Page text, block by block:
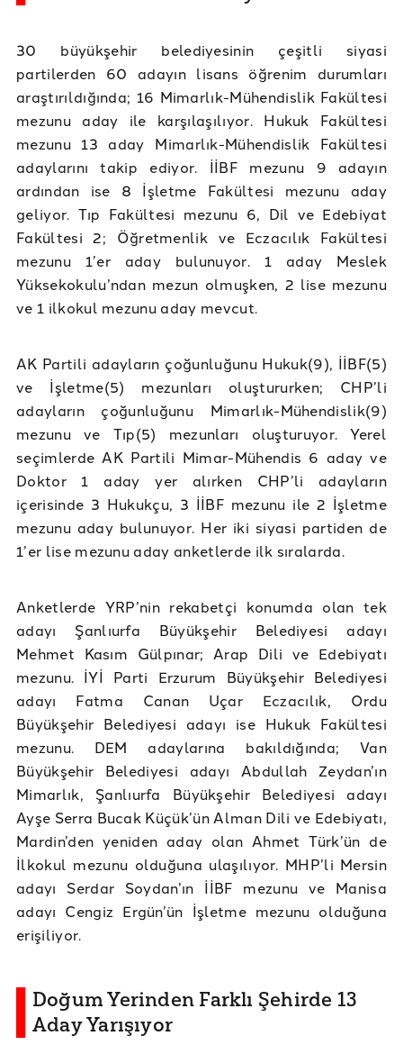
30 büyükşehir belediyesinin çeşitli siyasi
partilerden 60 adayın lisans öğrenim durumları
araştırıldığında; 16 Mimarlık-Mühendislik Fakültesi
mezunu aday ile karşılaşılıyor. Hukuk Fakültesi
mezunu 13 aday Mimarlık-Mühendislik Fakültesi
adaylarını takip ediyor. İİBF mezunu 9 adayın
ardından ise 8 İşletme Fakültesi mezunu aday
geliyor. Tıp Fakültesi mezunu 6, Dil ve Edebiyat
Fakültesi 2; Öğretmenlik ve Eczacılık Fakültesi
mezunu 1’er aday bulunuyor. 1 aday Meslek
Yüksekokulu’ndan mezun olmuşken, 2 lise mezunu
ve 1 ilkokul mezunu aday mevcut.
AK Partili adayların çoğunluğunu Hukuk(9), İİBF(5)
ve İşletme(5) mezunları oluştururken; CHP’li
adayların çoğunluğunu Mimarlık-Mühendislik(9)
mezunu ve Tıp(5) mezunları oluşturuyor. Yerel
seçimlerde AK Partili Mimar-Mühendis 6 aday ve
Doktor 1 aday yer alırken CHP’li adayların
içerisinde 3 Hukukçu, 3 İİBF mezunu ile 2 İşletme
mezunu aday bulunuyor. Her iki siyasi partiden de
1’er lise mezunu aday anketlerde ilk sıralarda.
Anketlerde YRP’nin rekabetçi konumda olan tek
adayı Şanlıurfa Büyükşehir Belediyesi adayı
Mehmet Kasım Gülpınar; Arap Dili ve Edebiyatı
mezunu. İYİ Parti Erzurum Büyükşehir Belediyesi
adayı Fatma Canan Uçar Eczacılık, Ordu
Büyükşehir Belediyesi adayı ise Hukuk Fakültesi
mezunu. DEM adaylarına bakıldığında; Van
Büyükşehir Belediyesi adayı Abdullah Zeydan’ın
Mimarlık, Şanlıurfa Büyükşehir Belediyesi adayı
Ayşe Serra Bucak Küçük’ün Alman Dili ve Edebiyatı,
Mardin’den yeniden aday olan Ahmet Türk’ün de
İlkokul mezunu olduğuna ulaşılıyor. MHP’li Mersin
adayı Serdar Soydan’ın İİBF mezunu ve Manisa
adayı Cengiz Ergün’ün İşletme mezunu olduğuna
erişiliyor.
Doğum Yerinden Farklı Şehirde 13
Aday Yarışıyor